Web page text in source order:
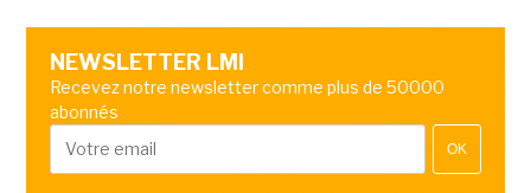
NEWSLETTER LMI
Recevez notre newsletter comme plus de 50000
abonnés
OK